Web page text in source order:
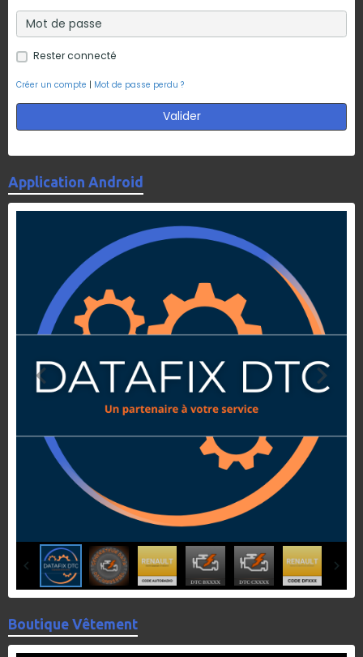
Rester connecté
Créer un compte | Mot de passe perdu ?
Valider
Application Android
Boutique Vêtement